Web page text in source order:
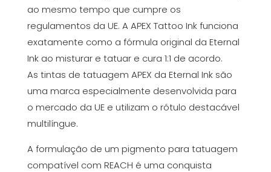
ao mesmo tempo que cumpre os
regulamentos da UE. A APEX Tattoo Ink funciona
exatamente como a fórmula original da Eternal
Ink ao misturar e tatuar e cura 1:1 de acordo.
As tintas de tatuagem APEX da Eternal Ink são
uma marca especialmente desenvolvida para
o mercado da UE e utilizam o rótulo destacável
multilíngue.
A formulação de um pigmento para tatuagem
compatível com REACH é uma conquista